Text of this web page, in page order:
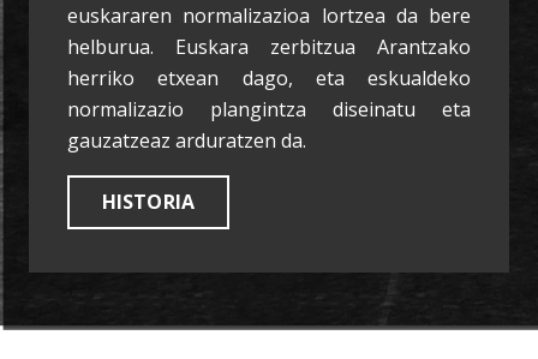
euskararen normalizazioa lortzea da bere
helburua. Euskara zerbitzua Arantzako
herriko etxean dago, eta eskualdeko
normalizazio plangintza diseinatu eta
gauzatzeaz arduratzen da.
HISTORIA